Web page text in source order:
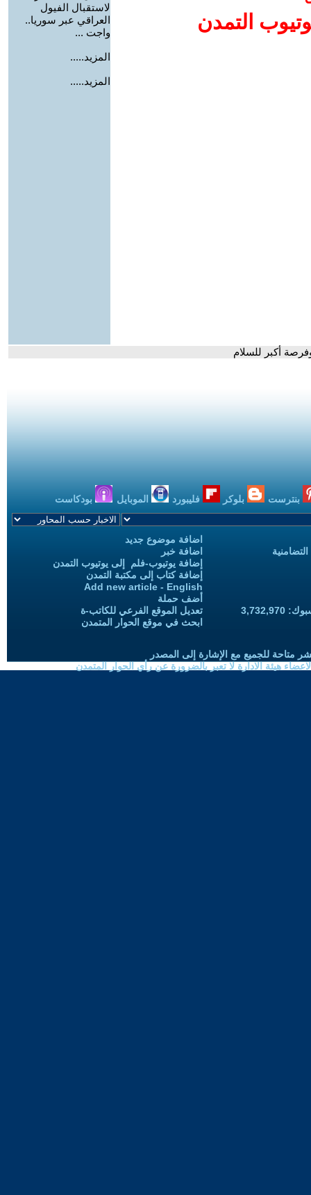
التمدن
لاستقبال الفيول
العراقي عبر سوريا..
واجت ...
المزيد.....
المزيد.....
أكبر للسلام
بنترست بلوكر فليبورد الموبايل بودكاست
اضافة موضوع جديد
اضافة خبر
إضافة يوتيوب-فلم إلى يوتيوب التمدن
إضافة كتاب إلى مكتبة التمدن
Add new article - English
أضف حملة
تعديل الموقع الفرعي للكاتب-ة
ابحث في موقع الحوار المتمدن
متاحة للجميع مع الإشارة إلى المصدر
هيئة الادارة لا تعبر بالضرورة عن رأي الحوار المتمدن